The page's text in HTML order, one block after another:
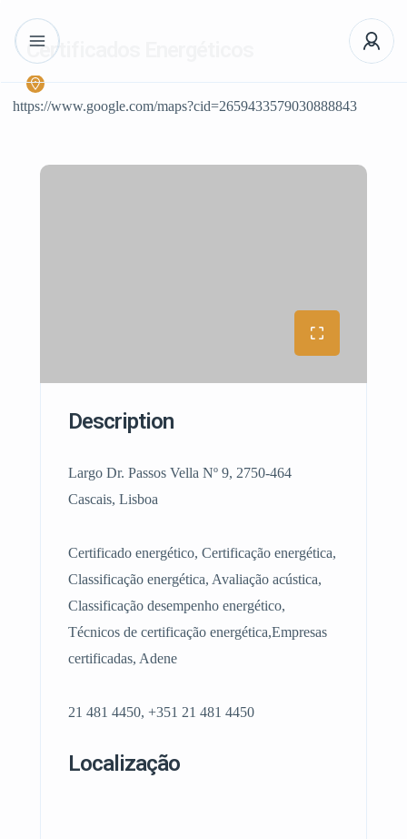
Certificados Energéticos
https://www.google.com/maps?cid=2659433579030888843
Description
Largo Dr. Passos Vella Nº 9, 2750-464
Cascais, Lisboa
Certificado energético, Certificação energética,
Classificação energética, Avaliação acústica,
Classificação desempenho energético,
Técnicos de certificação energética,Empresas
certificadas, Adene
21 481 4450, +351 21 481 4450
Localização